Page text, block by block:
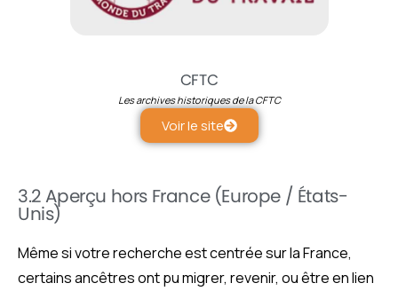
CFTC
Les archives historiques de la CFTC
Voir le site
3.2 Aperçu hors France (Europe / États-
Unis)
Même si votre recherche est centrée sur la France,
certains ancêtres ont pu migrer, revenir, ou être en lien